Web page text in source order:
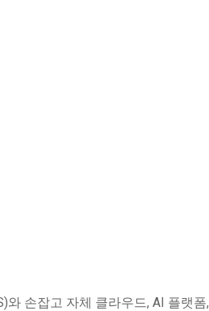
와 손잡고 자체 클라우드, AI 플랫폼,